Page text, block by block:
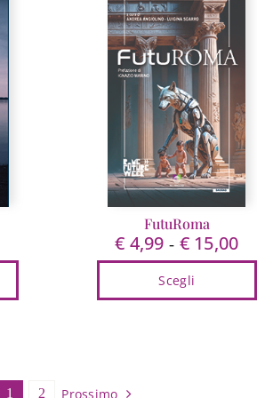
FutuRoma
€ 4,99 - €15,00
di
da
Scegli
1 2 Prossimo